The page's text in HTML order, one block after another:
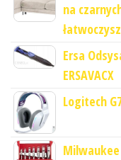
na
Ersa
ERSAVACX
Logitech
Milwaukee